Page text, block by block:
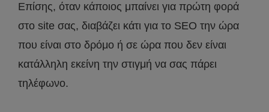
Επίσης, όταν κάποιος μπαίνει για πρώτη φορά
στο site σας, διαβάζει κάτι για το SEO την ώρα
που είναι στο δρόμο ή σε ώρα που δεν είναι
κατάλληλη εκείνη την στιγμή να σας πάρει
τηλέφωνο.